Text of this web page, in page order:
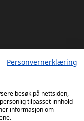
Personvernerklæring
besøk på nettsiden,
tilpasset innhold
informasjon om